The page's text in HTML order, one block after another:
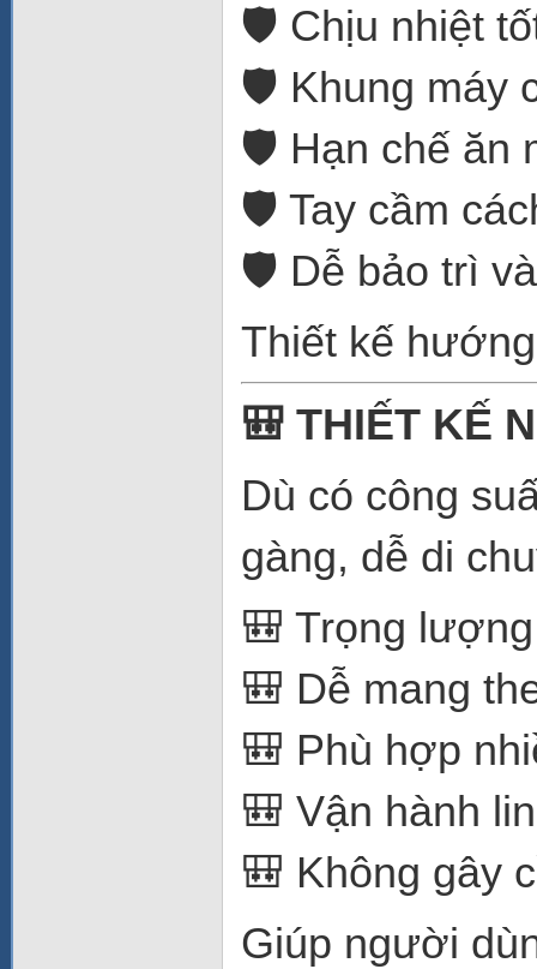
🛡️ Chịu nhiệt
🛡️ Khung máy
🛡️ Hạn chế ăn
🛡️ Tay cầm
🛡️ Dễ bảo trì
Thiết kế
🎒 THIẾT KẾ
Dù có công
gàng, dễ di
🎒 Trọng
🎒 Dễ mang
🎒 Phù hợp
🎒 Vận hành
🎒 Không gây
Giúp người